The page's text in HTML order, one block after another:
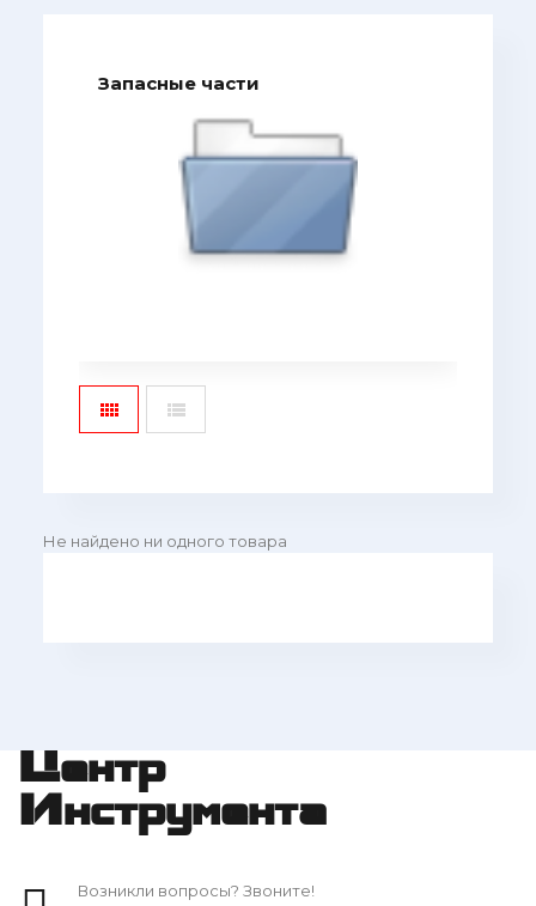
Запасные части
Не найдено ни одного товара
Центр
Инструмента
Возникли вопросы? Звоните!